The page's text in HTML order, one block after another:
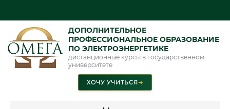
ДОПОЛНИТЕЛЬНОЕ
ПРОФЕССИОНАЛЬНОЕ ОБРАЗОВАНИЕ
ПО ЭЛЕКТРОЭНЕРГЕТИКЕ
дистанционные курсы в государственном
университете
ХОЧУ УЧИТЬСЯ➜